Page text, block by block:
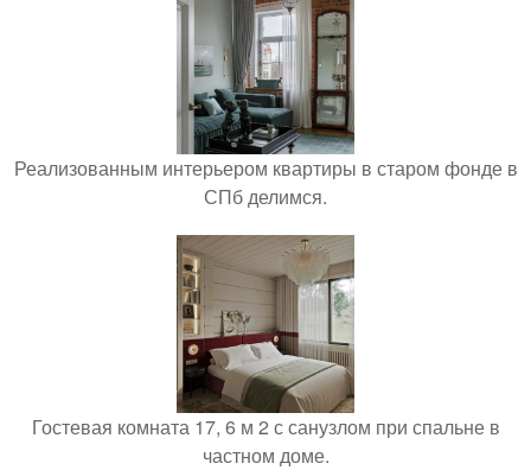
Реализованным интерьером квартиры в старом фонде в
СПб делимся.
Гостевая комната 17, 6 м 2 с санузлом при спальне в
частном доме.